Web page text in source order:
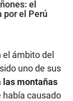
el
por el Perú
el ámbito del
uno de sus
las montañas
había causado